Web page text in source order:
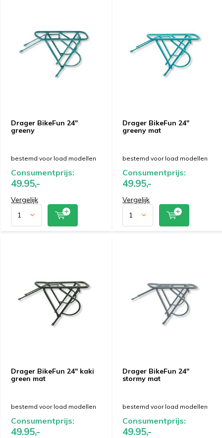
Drager BikeFun 24"
greeny
bestemd voor load modellen
Consumentprijs:
49.95,-
Vergelijk
Drager BikeFun 24"
greeny mat
bestemd voor load modellen
Consumentprijs:
49.95,-
Vergelijk
Drager BikeFun 24" kaki
green mat
bestemd voor load modellen
Consumentprijs:
49.95,-
Drager BikeFun 24"
stormy mat
bestemd voor load modellen
Consumentprijs:
49.95,-